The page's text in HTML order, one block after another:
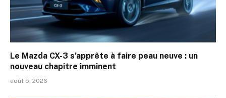
Le Mazda CX-3 s’apprête à faire peau neuve : un
nouveau chapitre imminent
août 5, 2026